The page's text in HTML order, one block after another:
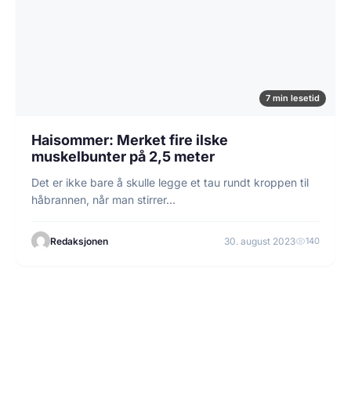
7 min lesetid
Haisommer: Merket fire ilske
muskelbunter på 2,5 meter
Det er ikke bare å skulle legge et tau rundt kroppen til
håbrannen, når man stirrer…
Redaksjonen 30. august 2023 140